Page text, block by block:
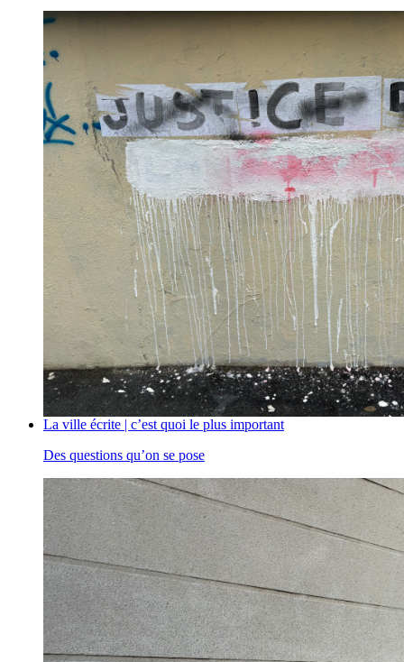
La ville écrite | c’est quoi le plus important
Des questions qu’on se pose